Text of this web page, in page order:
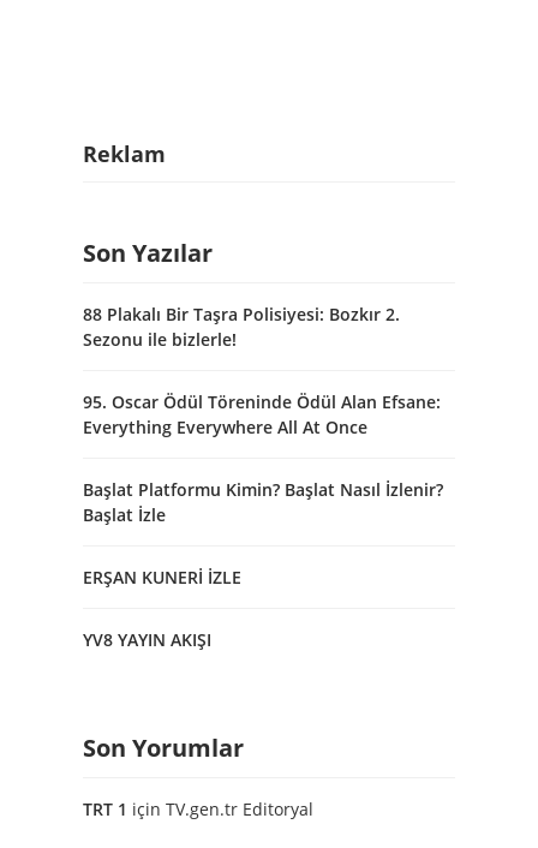
Reklam
Son Yazılar
88 Plakalı Bir Taşra Polisiyesi: Bozkır 2.
Sezonu ile bizlerle!
95. Oscar Ödül Töreninde Ödül Alan Efsane:
Everything Everywhere All At Once
Başlat Platformu Kimin? Başlat Nasıl İzlenir?
Başlat İzle
ERŞAN KUNERİ İZLE
YV8 YAYIN AKIŞI
Son Yorumlar
TRT 1 için TV.gen.tr Editoryal